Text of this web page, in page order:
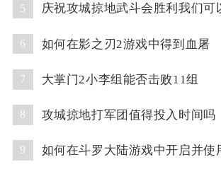
5
6 如何在影之刃2游戏中得到血屠
7 大掌门2小李组能否击败11组
8 攻城掠地打军团值得投入时间吗
9